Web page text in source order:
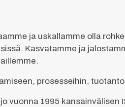
ja uskallamme olla
Kasvatamme ja
prosesseihin,
vuonna 1995 kansainvälisen